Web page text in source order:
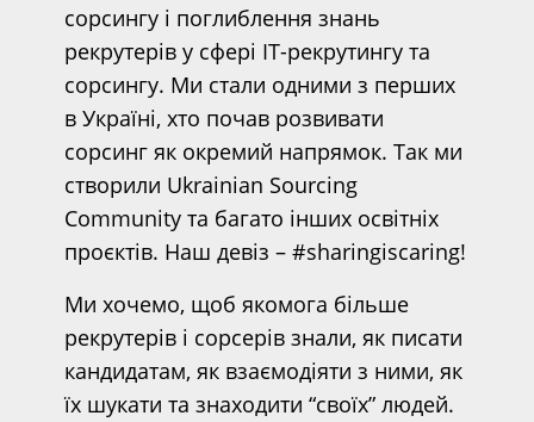
сорсингу і поглиблення знань
рекрутерів у сфері IT-рекрутингу та
сорсингу. Ми стали одними з перших
в Україні, хто почав розвивати
сорсинг як окремий напрямок. Так ми
створили Ukrainian Sourcing
Community та багато інших освітніх
проєктів. Наш девіз – #sharingiscaring!
Ми хочемо, щоб якомога більше
рекрутерів і сорсерів знали, як писати
кандидатам, як взаємодіяти з ними, як
їх шукати та знаходити “своїх” людей.